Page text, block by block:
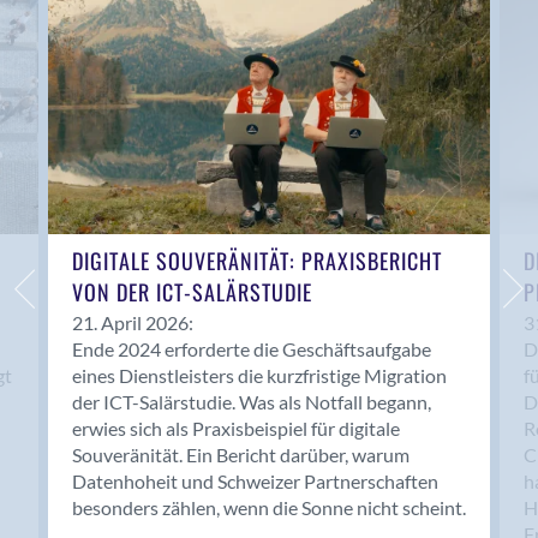
Anwil
Appenzell
Au SG
Baar
Baden
Balsthal
Balzers
Basel
Bassersdorf
Belp
Bendern
Benken (SG)
Bergdietikon
Berlin
Bern
Bern - Liebefeld
DIGITALE SOUVERÄNITÄT: PRAXISBERICHT
VON DER ICT-SALÄRSTUDIE
21. April 2026:
Ende 2024 erforderte die Geschäftsaufgabe
eines Dienstleisters die kurzfristige Migration
der ICT-Salärstudie. Was als Notfall begann,
erwies sich als Praxisbeispiel für digitale
Souveränität. Ein Bericht darüber, warum
Datenhoheit und Schweizer Partnerschaften
besonders zählen, wenn die Sonne nicht scheint.